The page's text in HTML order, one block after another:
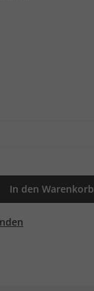
In den Warenkorb